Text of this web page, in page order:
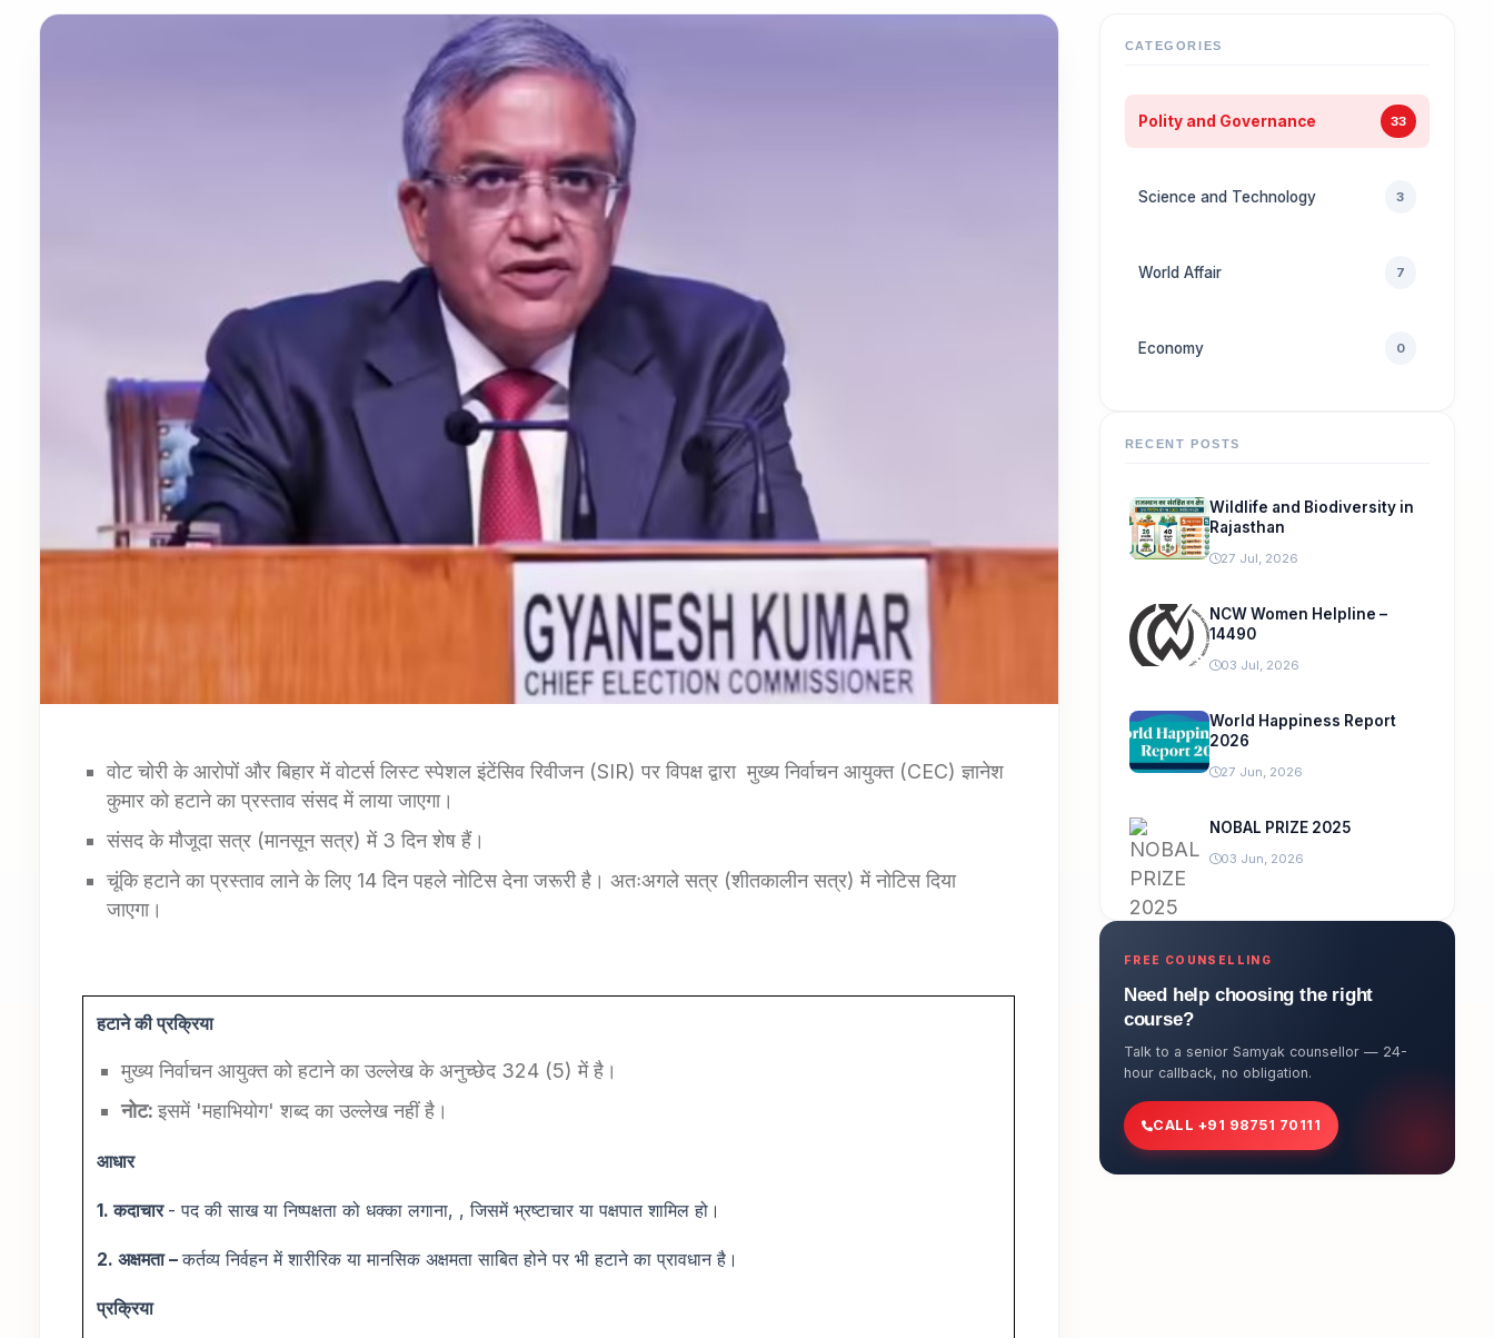
वोट चोरी के आरोपों और बिहार में वोटर्स लिस्ट स्पेशल इंटेंसिव रिवीजन (SIR) पर विपक्ष द्वारा मुख्य निर्वाचन आयुक्त (CEC) ज्ञानेश
कुमार को हटाने का प्रस्ताव संसद में लाया जाएगा।
संसद के मौजूदा सत्र (मानसून सत्र) में 3 दिन शेष हैं।
चूंकि हटाने का प्रस्ताव लाने के लिए 14 दिन पहले नोटिस देना जरूरी है। अतःअगले सत्र (शीतकालीन सत्र) में नोटिस दिया
जाएगा।
हटाने की प्रक्रिया
मुख्य निर्वाचन आयुक्त को हटाने का उल्लेख के अनुच्छेद 324 (5) में है।
नोट:इसमें 'महाभियोग' शब्द का उल्लेख नहीं है।
आधार
1.कदाचार - पद की साख या निष्पक्षता को धक्का लगाना, , जिसमें भ्रष्टाचार या पक्षपात शामिल हो।
2.अक्षमता –कर्तव्य निर्वहन में शारीरिक या मानसिक अक्षमता साबित होने पर भी हटाने का प्रावधान है।
प्रक्रिया
CATEGORIES
Polity and Governance 33
Science and Technology 3
World Affair 7
Economy 0
RECENT POSTS
Wildlife and Biodiversity in
Rajasthan
27 Jul, 2026
NCW Women Helpline –
14490
03 Jul, 2026
World Happiness Report
2026
27 Jun, 2026
NOBAL PRIZE 2025
03 Jun, 2026
FREE COUNSELLING
Need help choosing the right
course?
Talk to a senior Samyak counsellor — 24-
hour callback, no obligation.
CALL +91 98751 70111